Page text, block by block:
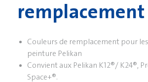
remplacement
Couleurs de remplacement pour
peinture Pelikan
Convient aux Pelikan K12®/ K24®,
Space+®.